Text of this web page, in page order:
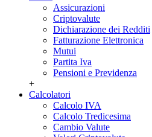
Assicurazioni
Criptovalute
Dichiarazione dei Redditi
Fatturazione Elettronica
Mutui
Partita Iva
Pensioni e Previdenza
+
Calcolatori
Calcolo IVA
Calcolo Tredicesima
Cambio Valute